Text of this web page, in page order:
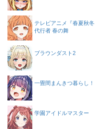
テレビアニメ『春夏秋冬
代行者 春の舞
ブラウンダスト2
一畳間まんきつ暮らし！
学園アイドルマスター